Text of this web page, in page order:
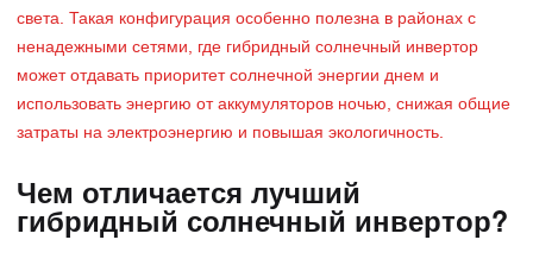
света. Такая конфигурация особенно полезна в районах с
ненадежными сетями, где гибридный солнечный инвертор
может отдавать приоритет солнечной энергии днем ​​и
использовать энергию от аккумуляторов ночью, снижая общие
затраты на электроэнергию и повышая экологичность.
Чем отличается лучший
гибридный солнечный инвертор?